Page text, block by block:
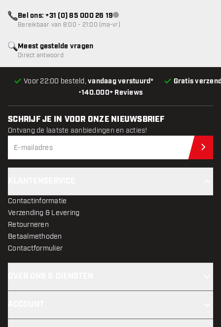
•140.000+ Reviews
Voor 22:00 besteld,vandaag verstuurd* Gratis
Meest gestelde vragen
Direct antwoord
Bel ons: +31 (0) 85 000 26 19klantenservice niet beschikbaar
Bereikbaar van 8:00 - 21:00 (ma-vr)
SCHRIJF JE IN VOOR ONZE NIEUWSBRIEF
Ontvang de laatste aanbiedingen en acties!
Contactinformatie
Verzending & Levering
Retourneren
Betaalmethoden
Contactformulier